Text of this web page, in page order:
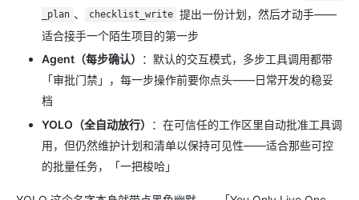
_plan 、 checklist_write
提出一份计划，然后才动手——
适合接手一个陌生项目的第一步
Agent（每步确认）
：默认的交互模式，多步工具调用都带
「审批门禁」，每一步操作前要你点头——日常开发的稳妥
档
YOLO（全自动放行）
：在可信任的工作区里自动批准工具调
用，但仍然维护计划和清单以保持可见性——适合那些可控
的批量任务，「一把梭哈」